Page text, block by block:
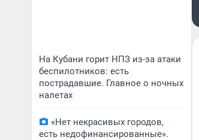
На Кубани горит НПЗ из-за атаки
беспилотников: есть
пострадавшие. Главное о ночных
налетах
«Нет некрасивых городов,
есть недофинансированные».